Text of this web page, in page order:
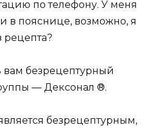
по телефону. У меня
в пояснице, возможно, я
рецепта?
безрецептурный
— Дексонал ®.
безрецептурным,